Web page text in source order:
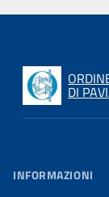
DI
INFORMAZIONI